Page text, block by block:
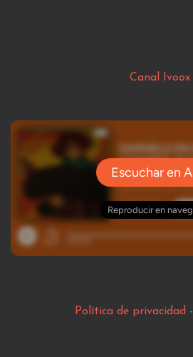
Canal Ivoox
Política de privacidad -